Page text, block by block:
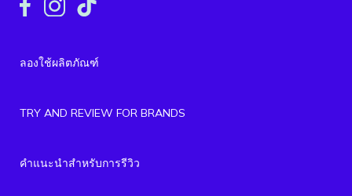
ลองใช้ผลิตภัณฑ์
TRY AND REVIEW FOR BRANDS
คำแนะนำสำหรับการรีวิว